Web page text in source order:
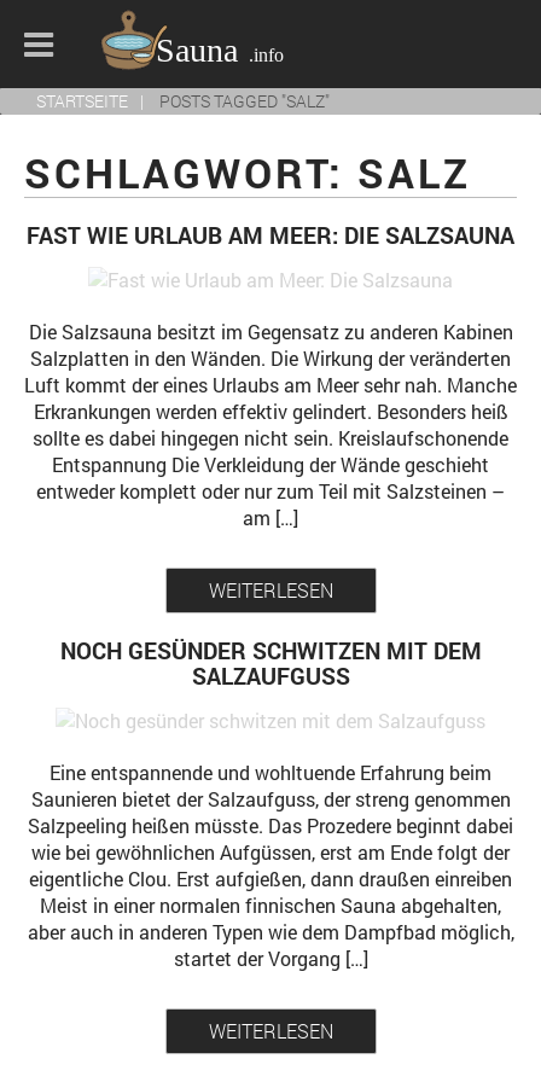
STARTSEITE POSTS TAGGED "SALZ"
SCHLAGWORT: SALZ
FAST WIE URLAUB AM MEER: DIE SALZSAUNA
Die Salzsauna besitzt im Gegensatz zu anderen Kabinen
Salzplatten in den Wänden. Die Wirkung der veränderten
Luft kommt der eines Urlaubs am Meer sehr nah. Manche
Erkrankungen werden effektiv gelindert. Besonders heiß
sollte es dabei hingegen nicht sein. Kreislaufschonende
Entspannung Die Verkleidung der Wände geschieht
entweder komplett oder nur zum Teil mit Salzsteinen –
am […]
WEITERLESEN
NOCH GESÜNDER SCHWITZEN MIT DEM
SALZAUFGUSS
Eine entspannende und wohltuende Erfahrung beim
Saunieren bietet der Salzaufguss, der streng genommen
Salzpeeling heißen müsste. Das Prozedere beginnt dabei
wie bei gewöhnlichen Aufgüssen, erst am Ende folgt der
eigentliche Clou. Erst aufgießen, dann draußen einreiben
Meist in einer normalen finnischen Sauna abgehalten,
aber auch in anderen Typen wie dem Dampfbad möglich,
startet der Vorgang […]
WEITERLESEN